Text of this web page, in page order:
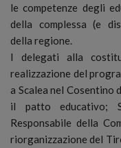
le competenze degli
della complessa (e
della regione.
I delegati alla
realizzazione del
a Scalea nel Cosentino
il patto educativo;
Responsabile della
riorganizzazione del